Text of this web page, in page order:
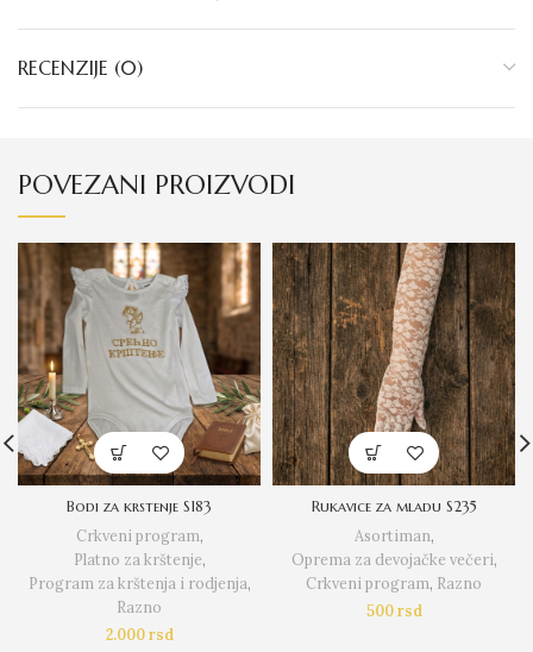
RECENZIJE (0)
POVEZANI PROIZVODI
Bodi za krstenje S183
Crkveni program,
Platno za krštenje,
Program za krštenja i rodjenja,
Razno
2.000rsd
Rukavice za mladu S235
Asortiman,
Oprema za devojačke večeri,
Crkveni program, Razno
500rsd